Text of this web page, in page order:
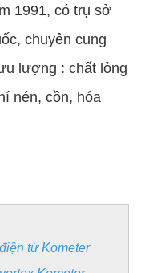
1991, có trụ sở
chuyên cung
lượng : chất lỏng
nén, cồn, hóa
từ Kometer